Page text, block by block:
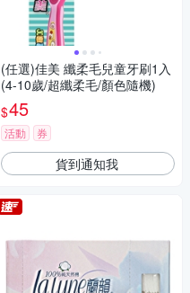
(任選)佳美 纖柔毛兒童牙刷1入
(4-10歲/超纖柔毛/顏色隨機)
$45
活動 券
貨到通知我